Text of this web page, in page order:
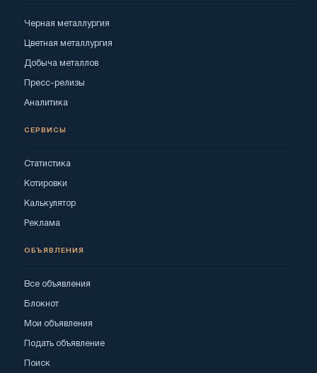
Черная металлургия
Цветная металлургия
Добыча металлов
Пресс-релизы
Аналитика
СЕРВИСЫ
Статистика
Котировки
Калькулятор
Реклама
ОБЪЯВЛЕНИЯ
Все объявления
Блокнот
Мои объявления
Подать объявление
Поиск